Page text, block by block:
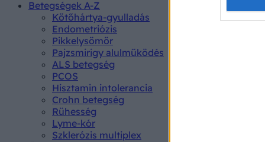
Betegségek A-Z
Kötőhártya-gyulladás
Endometriózis
Pikkelysömör
Pajzsmirigy alulműködés
ALS betegség
PCOS
Hisztamin intolerancia
Crohn betegség
Rühesség
Lyme-kór
Szklerózis multiplex